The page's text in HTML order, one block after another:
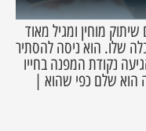
עם שיתוק מוחין ומגיל מאוד
שלו. הוא ניסה להסתיר
נקודת המפנה בחייו
הוא שלם כפי שהוא |